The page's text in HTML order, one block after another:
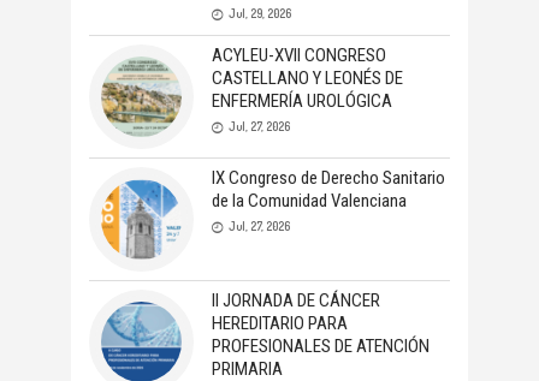
Jul, 29, 2026
ACYLEU-XVII CONGRESO
CASTELLANO Y LEONÉS DE
ENFERMERÍA UROLÓGICA
Jul, 27, 2026
IX Congreso de Derecho Sanitario
de la Comunidad Valenciana
Jul, 27, 2026
II JORNADA DE CÁNCER
HEREDITARIO PARA
PROFESIONALES DE ATENCIÓN
PRIMARIA